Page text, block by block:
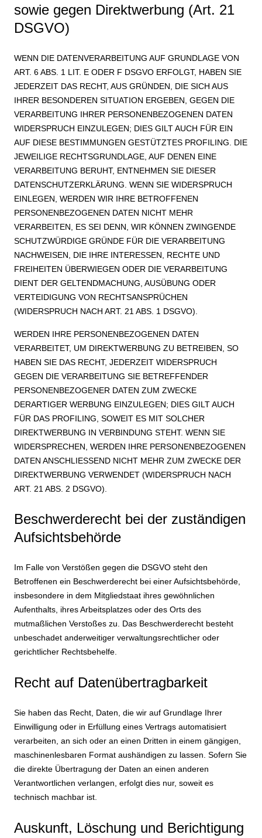
sowie gegen Direktwerbung (Art. 21
DSGVO)
WENN DIE DATENVERARBEITUNG AUF GRUNDLAGE VON
ART. 6 ABS. 1 LIT. E ODER F DSGVO ERFOLGT, HABEN SIE
JEDERZEIT DAS RECHT, AUS GRÜNDEN, DIE SICH AUS
IHRER BESONDEREN SITUATION ERGEBEN, GEGEN DIE
VERARBEITUNG IHRER PERSONENBEZOGENEN DATEN
WIDERSPRUCH EINZULEGEN; DIES GILT AUCH FÜR EIN
AUF DIESE BESTIMMUNGEN GESTÜTZTES PROFILING. DIE
JEWEILIGE RECHTSGRUNDLAGE, AUF DENEN EINE
VERARBEITUNG BERUHT, ENTNEHMEN SIE DIESER
DATENSCHUTZERKLÄRUNG. WENN SIE WIDERSPRUCH
EINLEGEN, WERDEN WIR IHRE BETROFFENEN
PERSONENBEZOGENEN DATEN NICHT MEHR
VERARBEITEN, ES SEI DENN, WIR KÖNNEN ZWINGENDE
SCHUTZWÜRDIGE GRÜNDE FÜR DIE VERARBEITUNG
NACHWEISEN, DIE IHRE INTERESSEN, RECHTE UND
FREIHEITEN ÜBERWIEGEN ODER DIE VERARBEITUNG
DIENT DER GELTENDMACHUNG, AUSÜBUNG ODER
VERTEIDIGUNG VON RECHTSANSPRÜCHEN
(WIDERSPRUCH NACH ART. 21 ABS. 1 DSGVO).
WERDEN IHRE PERSONENBEZOGENEN DATEN
VERARBEITET, UM DIREKTWERBUNG ZU BETREIBEN, SO
HABEN SIE DAS RECHT, JEDERZEIT WIDERSPRUCH
GEGEN DIE VERARBEITUNG SIE BETREFFENDER
PERSONENBEZOGENER DATEN ZUM ZWECKE
DERARTIGER WERBUNG EINZULEGEN; DIES GILT AUCH
FÜR DAS PROFILING, SOWEIT ES MIT SOLCHER
DIREKTWERBUNG IN VERBINDUNG STEHT. WENN SIE
WIDERSPRECHEN, WERDEN IHRE PERSONENBEZOGENEN
DATEN ANSCHLIESSEND NICHT MEHR ZUM ZWECKE DER
DIREKTWERBUNG VERWENDET (WIDERSPRUCH NACH
ART. 21 ABS. 2 DSGVO).
Beschwerde­recht bei der zuständigen
Aufsichts­behörde
Im Falle von Verstößen gegen die DSGVO steht den
Betroffenen ein Beschwerderecht bei einer Aufsichtsbehörde,
insbesondere in dem Mitgliedstaat ihres gewöhnlichen
Aufenthalts, ihres Arbeitsplatzes oder des Orts des
mutmaßlichen Verstoßes zu. Das Beschwerderecht besteht
unbeschadet anderweitiger verwaltungsrechtlicher oder
gerichtlicher Rechtsbehelfe.
Recht auf Daten­übertrag­barkeit
Sie haben das Recht, Daten, die wir auf Grundlage Ihrer
Einwilligung oder in Erfüllung eines Vertrags automatisiert
verarbeiten, an sich oder an einen Dritten in einem gängigen,
maschinenlesbaren Format aushändigen zu lassen. Sofern Sie
die direkte Übertragung der Daten an einen anderen
Verantwortlichen verlangen, erfolgt dies nur, soweit es
technisch machbar ist.
Auskunft, Löschung und Berichtigung